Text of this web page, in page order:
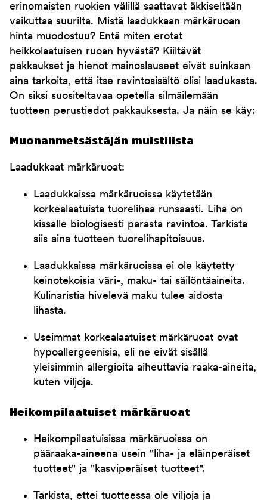
erinomaisten ruokien välillä saattavat äkkiseltään
vaikuttaa suurilta. Mistä laadukkaan märkäruoan
hinta muodostuu? Entä miten erotat
heikkolaatuisen ruoan hyvästä? Kiiltävät
pakkaukset ja hienot mainoslauseet eivät suinkaan
aina tarkoita, että itse ravintosisältö olisi laadukasta.
On siksi suositeltavaa opetella silmäilemään
tuotteen perustiedot pakkauksesta. Ja näin se käy:
Muonanmetsästäjän muistilista
Laadukkaat märkäruoat:
Laadukkaissa märkäruoissa käytetään
korkealaatuista tuorelihaa runsaasti. Liha on
kissalle biologisesti parasta ravintoa. Tarkista
siis aina tuotteen tuorelihapitoisuus.
Laadukkaissa märkäruoissa ei ole käytetty
keinotekoisia väri-, maku- tai säilöntäaineita.
Kulinaristia hivelevä maku tulee aidosta
lihasta.
Useimmat korkealaatuiset märkäruoat ovat
hypoallergeenisia, eli ne eivät sisällä
yleisimmin allergioita aiheuttavia raaka-aineita,
kuten viljoja.
Heikompilaatuiset märkäruoat
Heikompilaatuisissa märkäruoissa on
pääraaka-aineena usein "liha- ja eläinperäiset
tuotteet" ja "kasviperäiset tuotteet".
Tarkista, ettei tuotteessa ole viljoja ja